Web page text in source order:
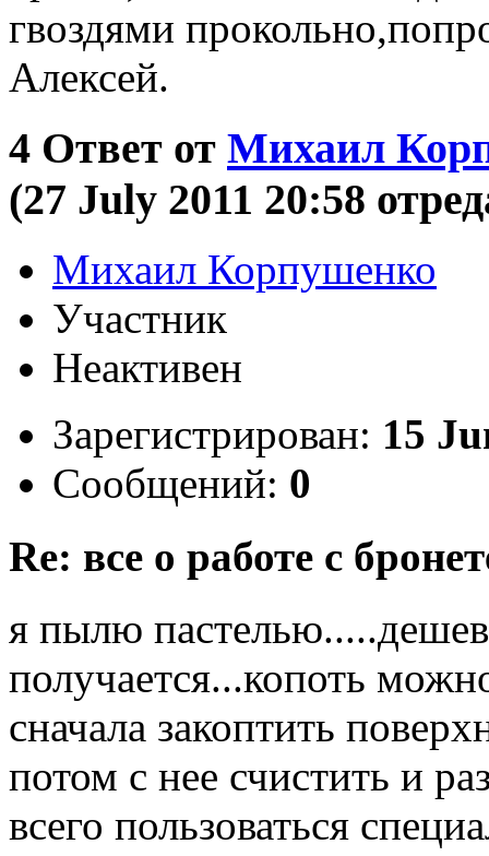
гвоздями
Алексей.
4 Ответ от Михаил
(27 July 2011 20:58
Михаил Корпушенко
Участник
Неактивен
Зарегистрирован: 15
Сообщений: 0
Re: все о работе с
я пылю
получается...копоть
сначала закоптить
потом с нее счистить и
всего пользоваться